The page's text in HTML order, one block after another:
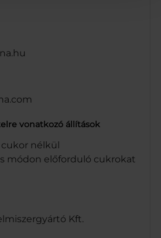
vonatkozó állítások
nélkül
módon előforduló cukrokat
Kft.